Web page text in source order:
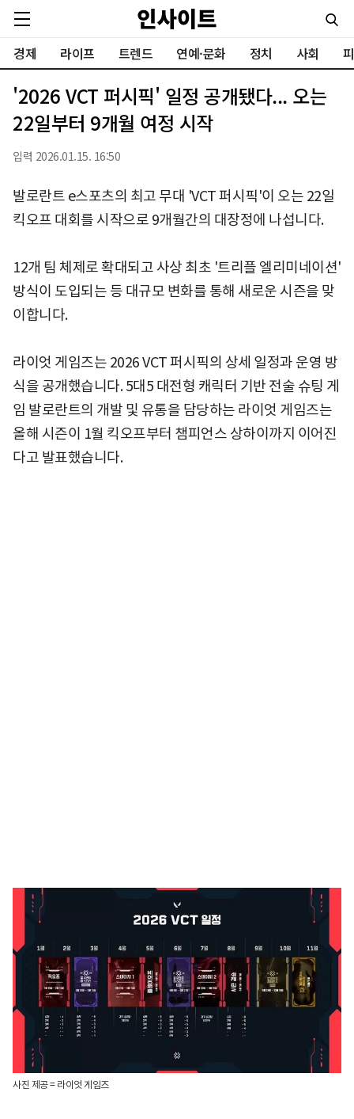
경제 라이프 트렌드 연예·문화 정치 사회
'2026 VCT 퍼시픽' 일정 공개됐다... 오는
22일부터 9개월 여정 시작
입력 2026.01.15. 16:50
발로란트 e스포츠의 최고 무대 'VCT 퍼시픽'이 오는 22일
킥오프 대회를 시작으로 9개월간의 대장정에 나섭니다.
12개 팀 체제로 확대되고 사상 최초 '트리플 엘리미네이션'
방식이 도입되는 등 대규모 변화를 통해 새로운 시즌을 맞
이합니다.
라이엇 게임즈는 2026 VCT 퍼시픽의 상세 일정과 운영 방
식을 공개했습니다. 5대5 대전형 캐릭터 기반 전술 슈팅 게
임 발로란트의 개발 및 유통을 담당하는 라이엇 게임즈는
올해 시즌이 1월 킥오프부터 챔피언스 상하이까지 이어진
다고 발표했습니다.
사진 제공 = 라이엇 게임즈